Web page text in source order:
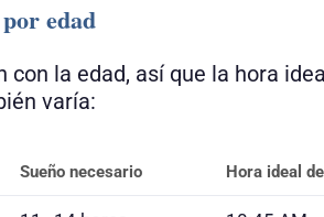
edad
con la edad, así que la hora
varía:
Sueño necesario Hora ideal